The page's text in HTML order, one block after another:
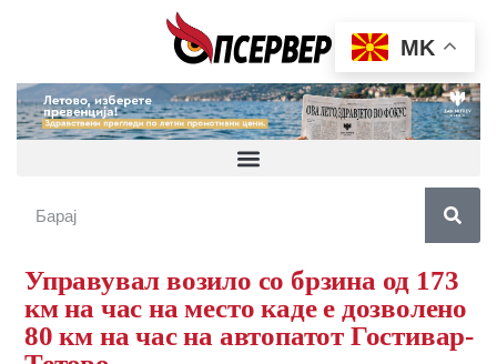
Управувал возило со брзина од 173
км на час на место каде е дозволено
80 км на час на автопатот Гостивар-
MK